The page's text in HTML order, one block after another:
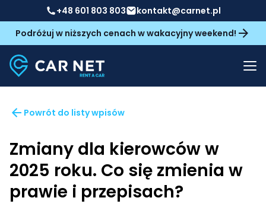
+48 601 803 803
kontakt@carnet.pl
Podróżuj w niższych cenach w wakacyjny weekend!
Powrót do listy wpisów
Zmiany dla kierowców w
2025 roku. Co się zmienia w
prawie i przepisach?